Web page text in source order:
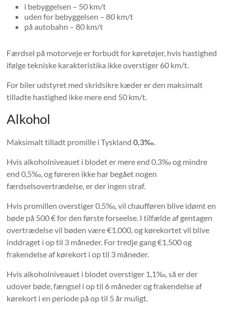
i bebyggelsen – 50 km/t
uden for bebyggelsen – 80 km/t
på autobahn – 80 km/t
Færdsel på motorveje er forbudt for køretøjer, hvis hastighed
ifølge tekniske karakteristika ikke overstiger 60 km/t.
For biler udstyret med skridsikre kæder er den maksimalt
tilladte hastighed ikke mere end 50 km/t.
Alkohol
Maksimalt tilladt promille i Tyskland0,3‰
Hvis alkoholniveauet i blodet er mere end 0,3‰ og mindre
end 0,5‰, og føreren ikke har begået nogen
færdselsovertrædelse, er der ingen straf.
Hvis promillen overstiger 0,5‰, vil chaufføren blive idømt en
bøde på 500 € for den første forseelse. I tilfælde af gentagen
overtrædelse vil bøden være €1.000, og kørekortet vil blive
inddraget i op til 3 måneder. For tredje gang €1.500 og
frakendelse af kørekort i op til 3 måneder.
Hvis alkoholniveauet i blodet overstiger 1,1‰, så er der
udover bøde, fængsel i op til 6 måneder og frakendelse af
kørekort i en periode på op til 5 år muligt.